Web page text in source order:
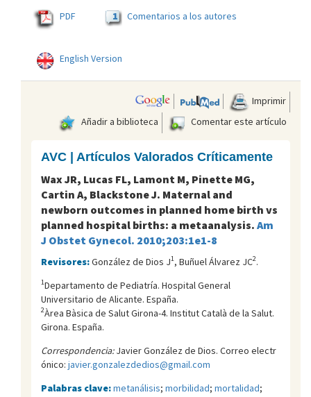
PDF 1 Comentarios a los autores
English Version
Imprimir
Añadir a biblioteca
Comentar este artículo
AVC | Artículos Valorados Críticamente
Wax JR, Lucas FL, Lamont M, Pinette MG,
Cartin A, Blackstone J. Maternal and
newborn outcomes in planned home birth vs
planned hospital births: a metaanalysis. Am
J Obstet Gynecol. 2010;203:1e1-8
Revisores:González de Dios J1, Buñuel Álvarez JC2.
1Departamento de Pediatría. Hospital General
Universitario de Alicante. España.
2Àrea Bàsica de Salut Girona-4. Institut Català de la Salut.
Girona. España.
Correspondencia:Javier González de Dios. Correo electr
ónico: javier.gonzalezdedios@gmail.com
Palabras clave:metanálisis; morbilidad; mortalidad;